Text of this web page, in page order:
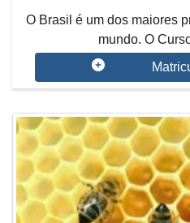
O Brasil é um dos maiores
mundo. O